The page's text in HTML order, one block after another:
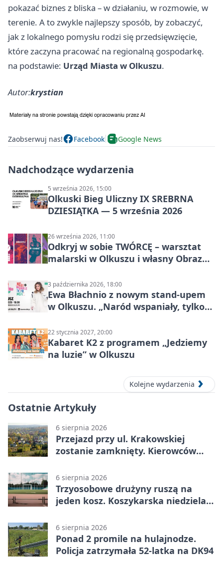
pokazać biznes z bliska – w działaniu, w rozmowie, w
terenie. A to zwykle najlepszy sposób, by zobaczyć,
jak z lokalnego pomysłu rodzi się przedsięwzięcie,
które zaczyna pracować na regionalną gospodarkę.
na podstawie: Urząd Miasta w Olkuszu.
Autor:krystian
Zaobserwuj nas! Facebook Google News
Nadchodzące wydarzenia
5 września 2026, 15:00
Olkuski Bieg Uliczny IX SREBRNA
DZIESIĄTKA — 5 września 2026
26 września 2026, 11:00
Odkryj w sobie TWÓRCĘ – warsztat
malarski w Olkuszu i własny Obraz
3 października 2026, 18:00
Ewa Błachnio z nowym stand-upem
w Olkuszu. „Naród wspaniały, tylko
22 stycznia 2027, 20:00
Kabaret K2 z programem „Jedziemy
na luzie” w Olkuszu
Kolejne wydarzenia
Ostatnie Artykuły
6 sierpnia 2026
Przejazd przy ul. Krakowskiej
zostanie zamknięty. Kierowców
6 sierpnia 2026
Trzyosobowe drużyny ruszą na
jeden kosz. Koszykarska niedziela
6 sierpnia 2026
Ponad 2 promile na hulajnodze.
Policja zatrzymała 52-latka na DK94